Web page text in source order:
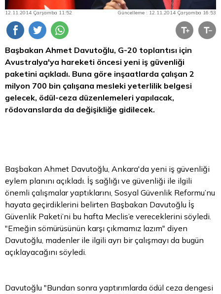
12.11.2014 Çarşamba 11:52 Güncelleme : 12.11.2014 Çarşamba 16:53
Başbakan Ahmet Davutoğlu, G-20 toplantısı için
Avustralya'ya hareketi öncesi yeni iş güvenliği
paketini açıkladı. Buna göre inşaatlarda çalışan 2
milyon 700 bin çalışana mesleki yeterlilik belgesi
gelecek, ödül-ceza düzenlemeleri yapılacak,
rödovanslarda da değişikliğe gidilecek.
Başbakan Ahmet Davutoğlu, Ankara'da yeni iş güvenliği
eylem planını açıkladı. İş sağlığı ve güvenliği ile ilgili
önemli çalışmalar yaptıklarını, Sosyal Güvenlik Reformu’nu
hayata geçirdiklerini belirten Başbakan Davutoğlu İş
Güvenlik Paketi’ni bu hafta Meclis’e vereceklerini söyledi.
"Emeğin sömürüsünün karşı çıkmamız lazım" diyen
Davutoğlu, madenler ile ilgili ayrı bir çalışmayı da bugün
açıklayacağını söyledi.
Davutoğlu "Bundan sonra yaptırımlarda ödül ceza dengesi